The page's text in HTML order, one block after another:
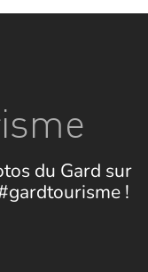
du Gard sur
!